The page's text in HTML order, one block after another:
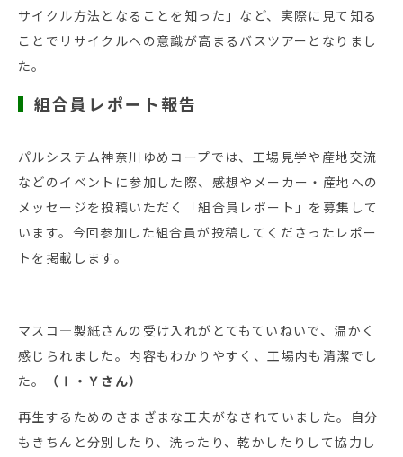
サイクル方法となることを知った」など、実際に見て知る
ことでリサイクルへの意識が高まるバスツアーとなりまし
た。
組合員レポート報告
パルシステム神奈川ゆめコープでは、工場見学や産地交流
などのイベントに参加した際、感想やメーカー・産地への
メッセージを投稿いただく「組合員レポート」を募集して
います。今回参加した組合員が投稿してくださったレポー
トを掲載します。
マスコ―製紙さんの受け入れがとてもていねいで、温かく
感じられました。内容もわかりやすく、工場内も清潔でし
た。
（Ⅰ・Ｙさん）
再生するためのさまざまな工夫がなされていました。自分
もきちんと分別したり、洗ったり、乾かしたりして協力し